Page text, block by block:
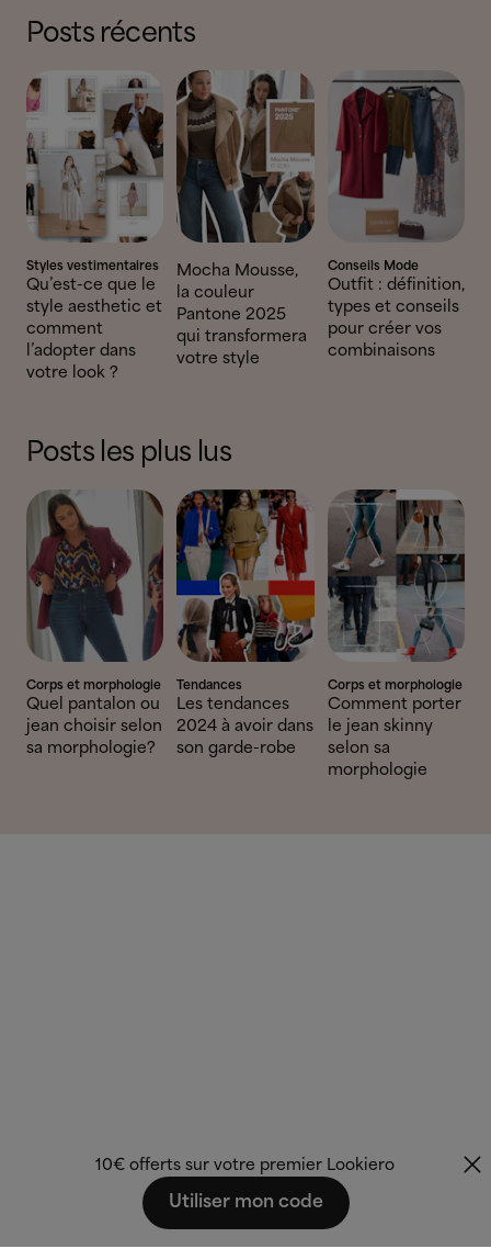
Posts récents
Styles vestimentaires
Qu’est-ce que le
style aesthetic et
comment
l’adopter dans
votre look ?
Mocha Mousse,
la couleur
Pantone 2025
qui transformera
votre style
Conseils Mode
Outfit : définition,
types et conseils
pour créer vos
combinaisons
Posts les plus lus
Corps et morphologie
Quel pantalon ou
jean choisir selon
sa morphologie?
Tendances
Les tendances
2024 à avoir dans
son garde-robe
Corps et morphologie
Comment porter
le jean skinny
selon sa
morphologie
10€ offerts sur votre premier Lookiero
Utiliser mon code